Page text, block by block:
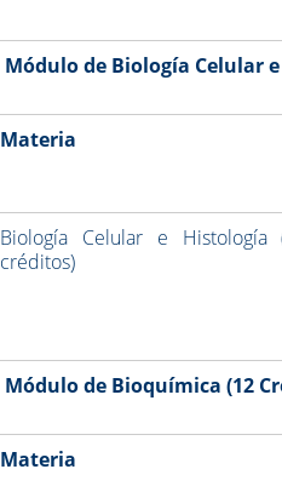
Módulo de Biología Celular
Materia
Biología Celular e Histología
créditos)
Módulo de Bioquímica (12
Materia